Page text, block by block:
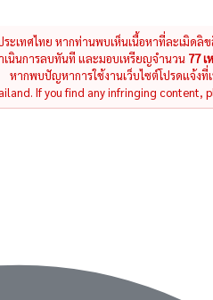
ะเทศไทย หากท่านพบเห็นเนื้อหาที่ละเมิดลิ
เนินการลบทันที และมอบเหรียญจำนวน 77
หากพบปัญหาการใช้งานเว็บไซต์โปรดแจ้งที่
If you find any infringing content,